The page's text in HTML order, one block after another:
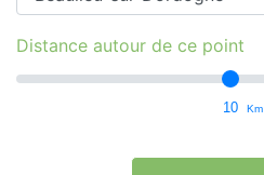
Distance autour de ce point
10 Km